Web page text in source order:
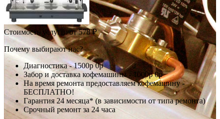
Стоимость услуги:от 578 ₽
Почему выбирают нас?
Диагностика -1500р0р
Забор и доставка кофемашины - 1000р0р
На время ремонта предоставляем кофемашину -
БЕСПЛАТНО!
Гарантия 24 месяца* (в зависимости от типа ремонта)
Срочный ремонт за 24 часа